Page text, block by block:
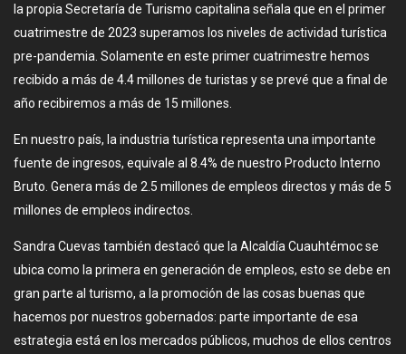
la propia Secretaría de Turismo capitalina señala que en el primer
cuatrimestre de 2023 superamos los niveles de actividad turística
pre-pandemia. Solamente en este primer cuatrimestre hemos
recibido a más de 4.4 millones de turistas y se prevé que a final de
año recibiremos a más de 15 millones.
En nuestro país, la industria turística representa una importante
fuente de ingresos, equivale al 8.4% de nuestro Producto Interno
Bruto. Genera más de 2.5 millones de empleos directos y más de 5
millones de empleos indirectos.
Sandra Cuevas también destacó que la Alcaldía Cuauhtémoc se
ubica como la primera en generación de empleos, esto se debe en
gran parte al turismo, a la promoción de las cosas buenas que
hacemos por nuestros gobernados: parte importante de esa
estrategia está en los mercados públicos, muchos de ellos centros